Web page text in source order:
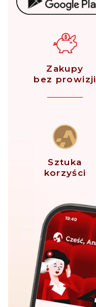
Zakupy
bez prowizji
Sztuka
korzyści